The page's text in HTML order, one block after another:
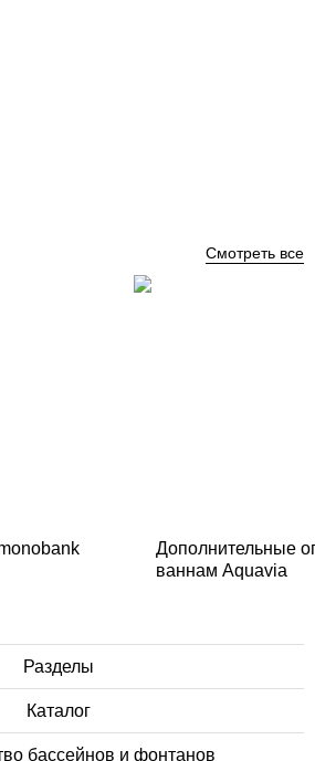
Смотреть все
Дополнительные
ваннам Aquavia
Разделы
Каталог
бассейнов и фонтанов